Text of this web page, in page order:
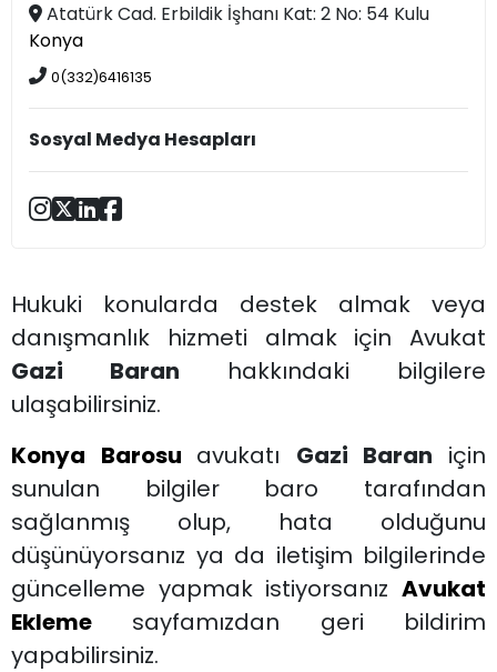
Atatürk Cad. Erbildik İşhanı Kat: 2 No: 54 Kulu
Konya
0(332)6416135
Sosyal Medya Hesapları
Hukuki konularda destek almak veya
danışmanlık hizmeti almak için Avukat
Gazi Baran hakkındaki bilgilere
ulaşabilirsiniz.
Konya Barosu avukatı Gazi Baran için
sunulan bilgiler baro tarafından
sağlanmış olup, hata olduğunu
düşünüyorsanız ya da iletişim bilgilerinde
güncelleme yapmak istiyorsanız Avukat
Ekleme sayfamızdan geri bildirim
yapabilirsiniz.